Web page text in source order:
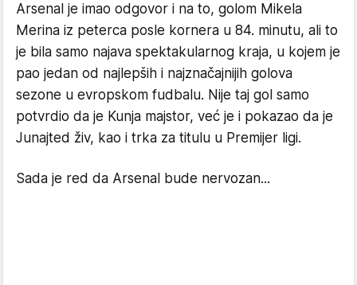
Arsenal je imao odgovor i na to, golom Mikela
Merina iz peterca posle kornera u 84. minutu, ali to
je bila samo najava spektakularnog kraja, u kojem je
pao jedan od najlepših i najznačajnijih golova
sezone u evropskom fudbalu. Nije taj gol samo
potvrdio da je Kunja majstor, već je i pokazao da je
Junajted živ, kao i trka za titulu u Premijer ligi.
Sada je red da Arsenal bude nervozan...